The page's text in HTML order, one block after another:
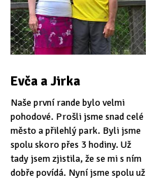
Evča a Jirka
Naše první rande bylo velmi
pohodové. Prošli jsme snad celé
město a přilehlý park. Byli jsme
spolu skoro přes 3 hodiny. Už
tady jsem zjistila, že se mi s ním
dobře povídá. Nyní jsme spolu už